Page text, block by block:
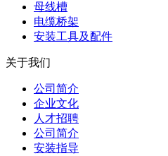
母线槽
电缆桥架
安装工具及配件
关于我们
公司简介
企业文化
人才招聘
公司简介
安装指导